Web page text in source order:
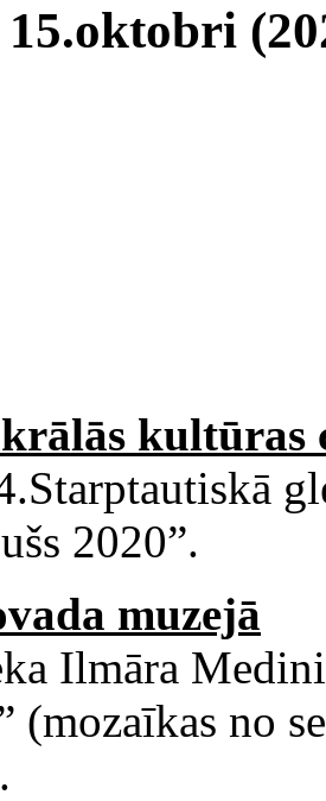
kultūras
2020”.
muzejā
Ilmāra
(mozaīkas no